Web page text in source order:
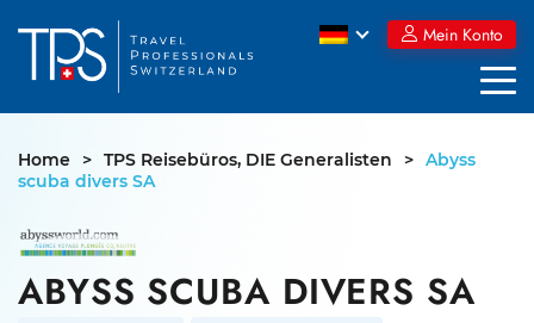
to
content
Mein Konto
Home > TPS Reisebüros, DIE Generalisten > Abyss
scuba divers SA
ABYSS SCUBA DIVERS SA